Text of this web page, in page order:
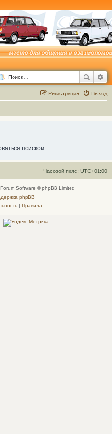
Поиск
Выход
Регистрация
поиском.
Часовой пояс: UTC+01:00
Software © phpBB Limited
phpBB
| Правила